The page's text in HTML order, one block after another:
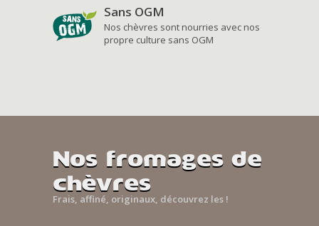
Sans OGM
Nos chèvres sont nourries avec nos
propre culture sans OGM
Nos fromages de
chèvres
Frais, affiné, originaux, découvrez les !